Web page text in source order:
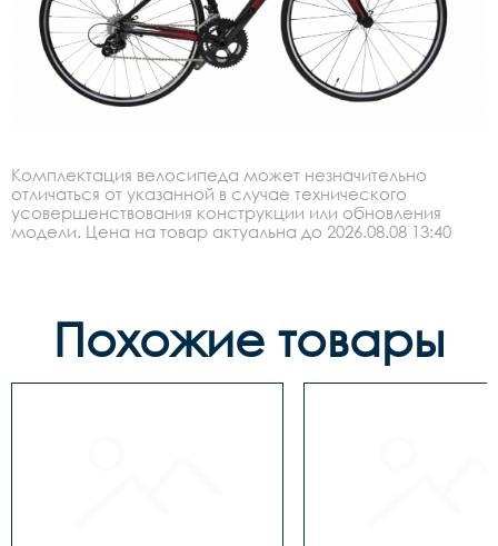
Комплектация велосипеда может незначительно
отличаться от указанной в случае технического
усовершенствования конструкции или обновления
модели. Цена на товар актуальна до 2026.08.08 13:40
Похожие товары